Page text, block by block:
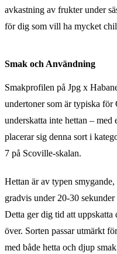
avkastning av frukter under
för dig som vill ha mycket
Smak och Användning
Smakprofilen på Jpg x
undertoner som är typiska
underskatta inte hettan –
placerar sig denna sort i
7 på Scoville-skalan.
Hettan är av typen
gradvis under 20-30
Detta ger dig tid att
över. Sorten passar utmärkt
med både hetta och djup